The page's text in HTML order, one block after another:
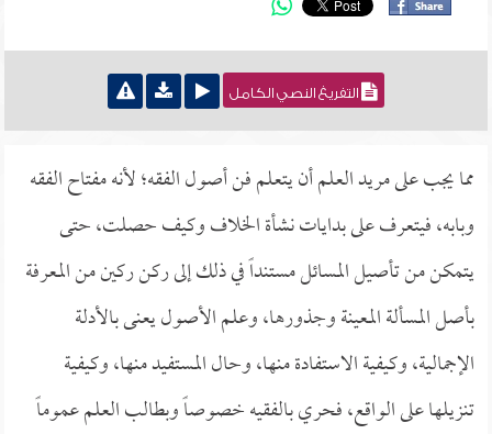
التفريغ النصي الكامل
مما يجب على مريد العلم أن يتعلم فن أصول الفقه؛ لأنه مفتاح الفقه
وبابه، فيتعرف على بدايات نشأة الخلاف وكيف حصلت، حتى
يتمكن من تأصيل المسائل مستنداً في ذلك إلى ركن ركين من المعرفة
بأصل المسألة المعينة وجذورها، وعلم الأصول يعنى بالأدلة
الإجمالية، وكيفية الاستفادة منها، وحال المستفيد منها، وكيفية
تنزيلها على الواقع، فحري بالفقيه خصوصاً وبطالب العلم عموماً